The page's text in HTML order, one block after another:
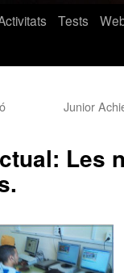
Tests
Junior
Les